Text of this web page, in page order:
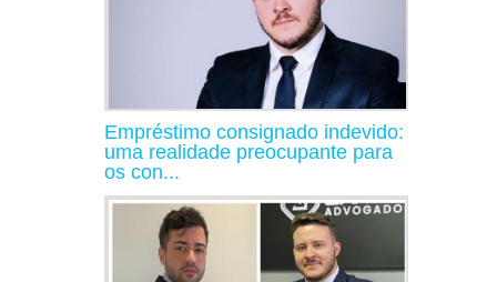
Empréstimo consignado indevido:
uma realidade preocupante para
os con...